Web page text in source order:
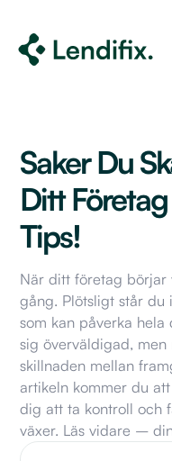
Saker Du
Ditt
Tips!
När ditt företag börjar
gång. Plötsligt står du
som kan påverka
sig överväldigad,
skillnaden mellan
artikeln kommer du
dig att ta kontroll och
växer. Läs vidare –